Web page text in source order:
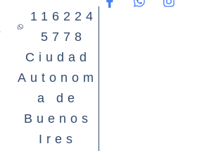
116224
5778
Ciudad
Autonom
a de
Buenos
Ires